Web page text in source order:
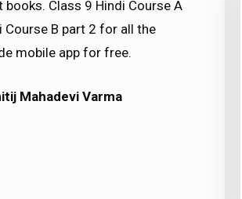
Class 9 Hindi Course A
Course B part 2 for all the
mobile app for free.
Mahadevi Varma